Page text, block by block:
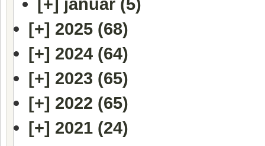
[+] 2025 (68)
[+] 2024 (64)
[+] 2023 (65)
[+] 2022 (65)
[+] 2021 (24)